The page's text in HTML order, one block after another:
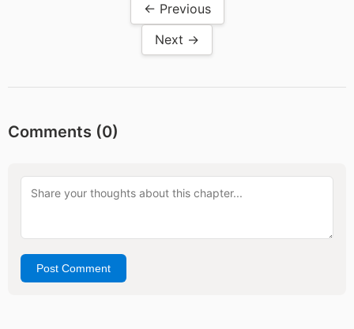
← Previous
Next →
Comments (0)
Post Comment